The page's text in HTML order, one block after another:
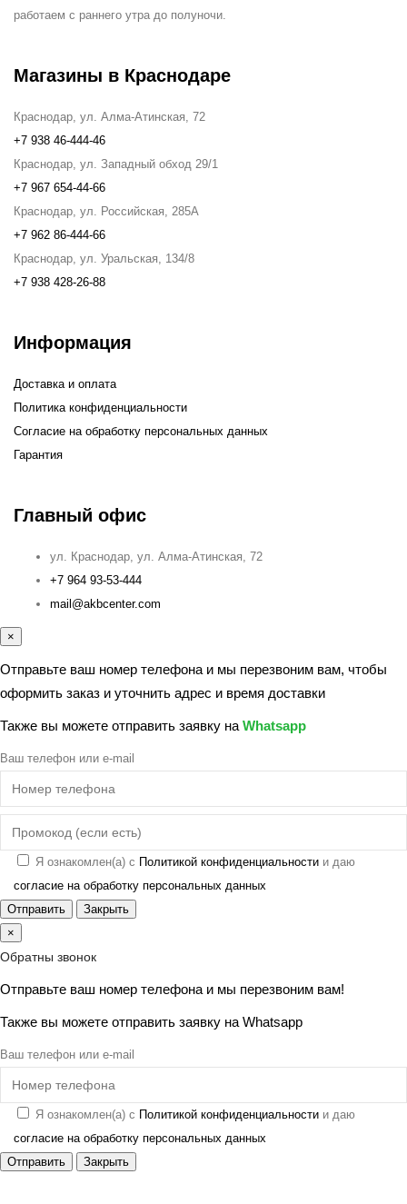
работаем с раннего утра до полуночи.
Магазины в Краснодаре
Краснодар, ул. Алма-Атинская, 72
+7 938 46-444-46
Краснодар, ул. Западный обход 29/1
+7 967 654-44-66
Краснодар, ул. Российская, 285А
+7 962 86-444-66
Краснодар, ул. Уральская, 134/8
+7 938 428-26-88
Информация
Доставка и оплата
Политика конфиденциальности
Согласие на обработку персональных данных
Гарантия
Главный офис
ул. Краснодар, ул. Алма-Атинская, 72
+7 964 93-53-444
mail@akbcenter.com
×
Отправьте ваш номер телефона и мы перезвоним вам, чтобы
оформить заказ и уточнить адрес и время доставки
Также вы можете отправить заявку на Whatsapp
Ваш телефон или e-mail
Я ознакомлен(а) с Политикой конфиденциальности и даю
согласие на обработку персональных данных
Отправить
Закрыть
×
Обратны звонок
Отправьте ваш номер телефона и мы перезвоним вам!
Также вы можете отправить заявку на Whatsapp
Ваш телефон или e-mail
Я ознакомлен(а) с Политикой конфиденциальности и даю
согласие на обработку персональных данных
Отправить
Закрыть